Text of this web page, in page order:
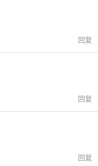
回复
回复
回复